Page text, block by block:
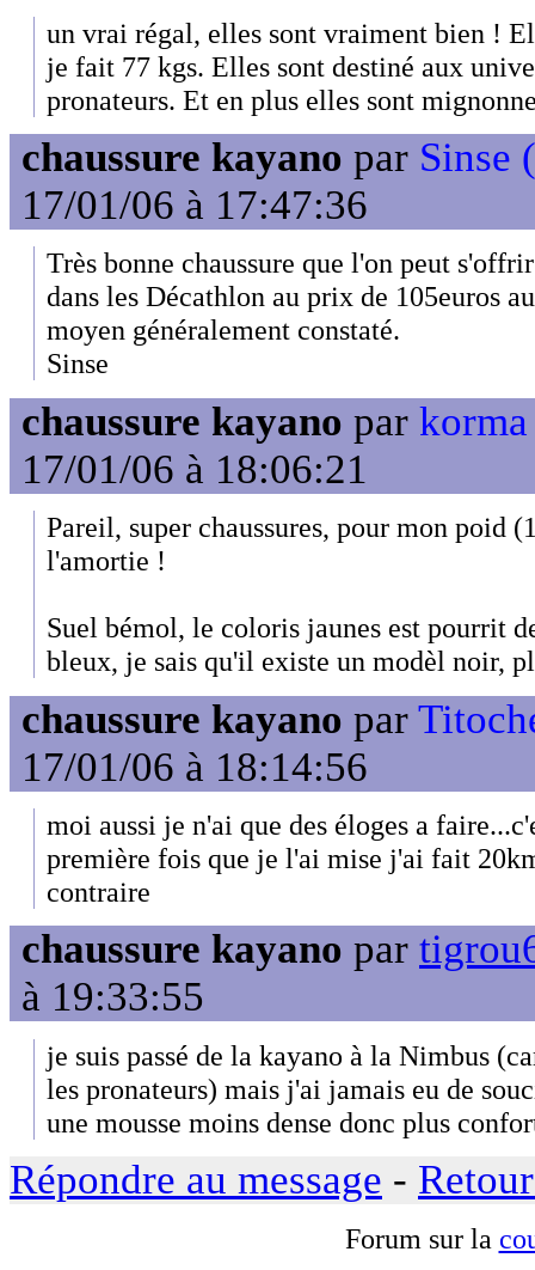
un vrai régal, elles sont vraiment bien !
je fait 77 kgs. Elles sont destiné aux
pronateurs. Et en plus elles sont
chaussure kayano par Sinse
17/01/06 à 17:47:36
Très bonne chaussure que l'on peut
dans les Décathlon au prix de 105euros
moyen généralement constaté.
Sinse
chaussure kayano par
17/01/06 à 18:06:21
Pareil, super chaussures, pour mon poid
l'amortie !
Suel bémol, le coloris jaunes est pourrit
bleux, je sais qu'il existe un modèl noir,
chaussure kayano par
17/01/06 à 18:14:56
moi aussi je n'ai que des éloges a
première fois que je l'ai mise j'ai fait
contraire
chaussure kayano par
à 19:33:55
je suis passé de la kayano à la Nimbus
les pronateurs) mais j'ai jamais eu de
une mousse moins dense donc plus
Répondre au message -
Forum sur la